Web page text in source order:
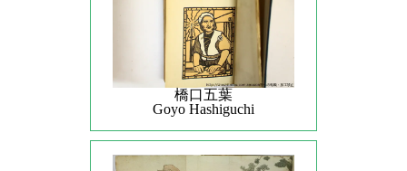
橋口五葉
Goyo Hashiguchi